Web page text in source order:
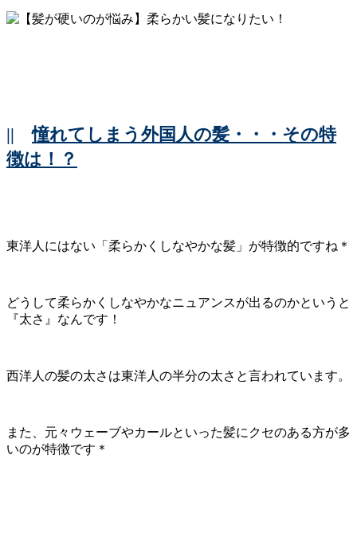
||憧れてしまう外国人の髪・・・その特
徴は！？
東洋人にはない「柔らかくしなやかな髪」が特徴的ですね＊
どうして柔らかくしなやかなニュアンスが出るのかというと
『太さ』なんです！
西洋人の髪の太さは東洋人の半分の太さと言われています。
また、元々ウェーブやカールといった髪にクセのある方が多
いのが特徴です＊